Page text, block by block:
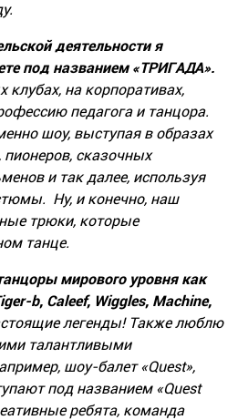
деятельности я
под названием «ТРИГАДА».
на корпоративах,
педагога и танцора.
шоу, выступая в образах
пионеров, сказочных
и так далее, используя
Ну, и конечно, наш
трюки, которые
танце.
мирового уровня как
b, Caleef, Wiggles, Machine,
легенды! Также люблю
талантливыми
шоу-балет «Quest»,
под названием «Quest
ребята, команда